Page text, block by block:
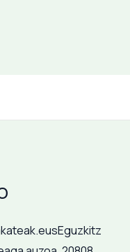
Eguzkitz